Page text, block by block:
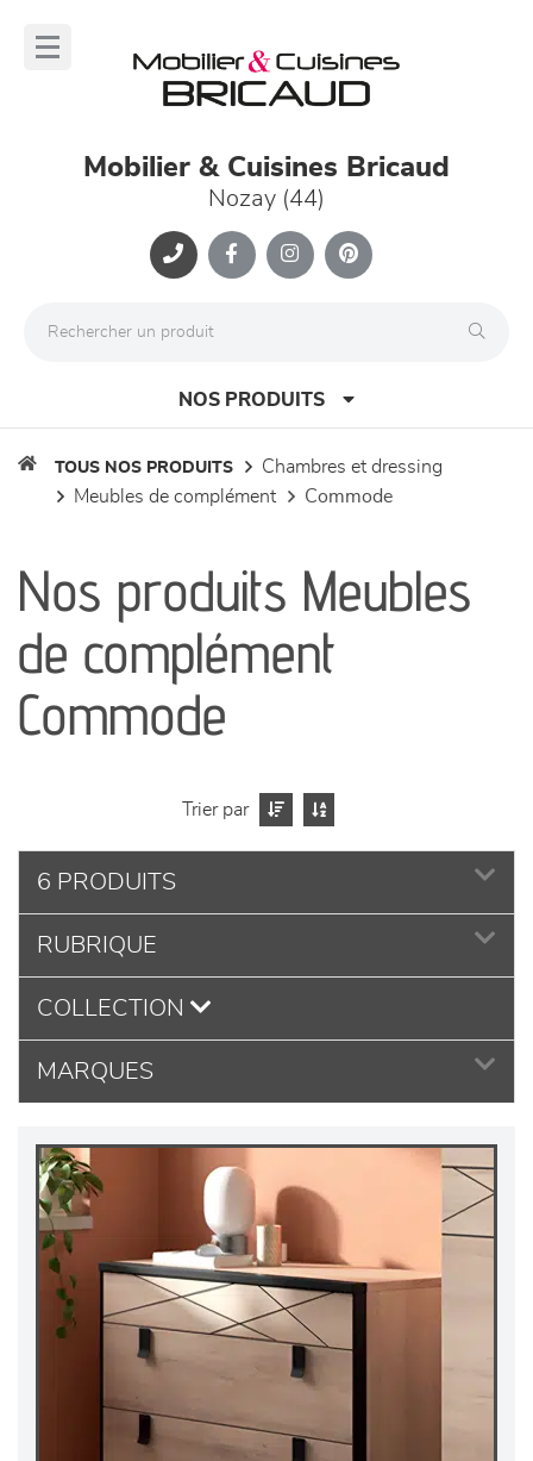
Mobilier & Cuisines Bricaud
Nozay (44)
NOS PRODUITS
séjours
meubles de complément
chambres et dressing
décoration
TOUS NOS PRODUITS
chambres et dressing
meubles de complément
commode
Nos produits Meubles
de complément
Commode
Trier par
6 PRODUITS
RUBRIQUE
COLLECTION
MARQUES